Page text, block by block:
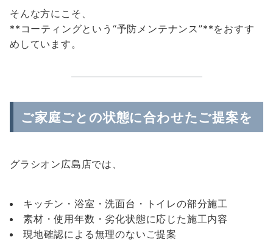
そんな方にこそ、
**コーティングという“予防メンテナンス”**をおすす
めしています。
ご家庭ごとの状態に合わせたご提案を
グラシオン広島店では、
キッチン・浴室・洗面台・トイレの部分施工
素材・使用年数・劣化状態に応じた施工内容
現地確認による無理のないご提案